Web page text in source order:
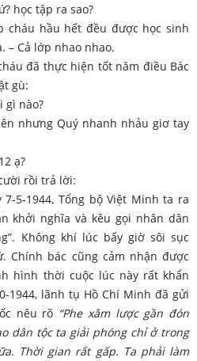
học tập ra sao?
cháu hầu hết đều được học sinh
– Cả lớp nhao nhao.
đã thực hiện tốt năm điều Bác
gù:
gì nào?
nhưng Quý nhanh nhảu giơ tay
ạ?
rồi trả lời:
7-5-1944, Tổng bộ Việt Minh ta ra
khởi nghĩa và kêu gọi nhân dân
Không khí lúc bấy giờ sôi sục
Chính bác cũng cảm nhận được
hình thời cuộc lúc này rất khẩn
1944, lãnh tụ Hồ Chí Minh đã gửi
nêu rõ “Phe xâm lược gần đón
dân tộc ta giải phóng chỉ ở trong
Thời gian rất gấp. Ta phải làm